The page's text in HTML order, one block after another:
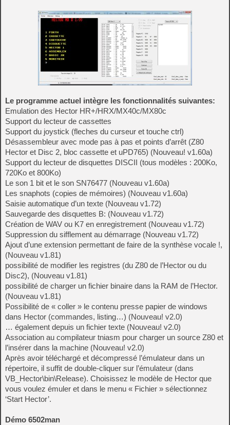
Le programme actuel intègre les fonctionnalités suivantes:
Emulation des Hector HR+/HRX/MX40c/MX80c
Support du lecteur de cassettes
Support du joystick (fleches du curseur et touche ctrl)
Désassembleur avec mode pas à pas et points d’arrêt (Z80
Hector et Disc 2, bloc cassette et uPD765) (Nouveau! v1.60a)
Support du lecteur de disquettes DISCII (tous modèles : 200Ko,
720Ko et 800Ko)
Le son 1 bit et le son SN76477 (Nouveau v1.60a)
Les snaphots (copies de mémoires) (Nouveau v1.60a)
Saisie automatique d’un texte (Nouveau v1.72)
Sauvegarde des disquettes B: (Nouveau v1.72)
Création de WAV ou K7 en enregistrement (Nouveau v1.72)
Suppression du sifflement au démarrage (Nouveau v1.72)
Ajout d’une extension permettant de faire de la synthèse vocale !,
(Nouveau v1.81)
possibilité de modifier les registres (du Z80 de l’Hector ou du
Disc2), (Nouveau v1.81)
possibilité de charger un fichier binaire dans la RAM de l’Hector.
(Nouveau v1.81)
Possibilité de « coller » le contenu presse papier de windows
dans Hector (commandes, listing…) (Nouveau! v2.0)
… également depuis un fichier texte (Nouveau! v2.0)
Association au compilateur tniasm pour charger un source Z80 et
l’insérer dans la machine (Nouveau! v2.0)
Après avoir téléchargé et décompressé l’émulateur dans un
répertoire, il suffit de double-cliquer sur l’émulateur (dans
VB_Hector\bin\Release). Choisissez le modèle de Hector que
vous voulez émuler et dans le menu « Fichier » sélectionnez
‘Start Hector’.
Démo 6502man